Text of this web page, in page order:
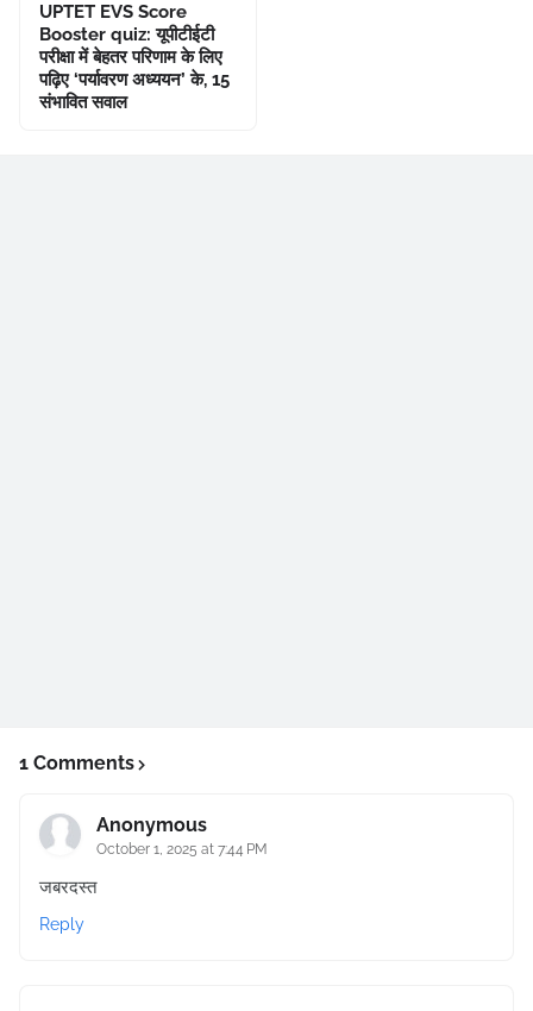
UPTET EVS Score
Booster quiz: यूपीटीईटी
परीक्षा में बेहतर परिणाम के लिए
पढ़िए ‘पर्यावरण अध्ययन’ के, 15
संभावित सवाल
1 Comments
Anonymous
October 1, 2025 at 7:44 PM
जबरदस्त
Reply